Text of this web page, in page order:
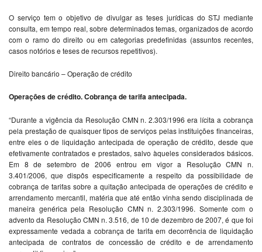
O serviço tem o objetivo de divulgar as teses jurídicas do STJ mediante
consulta, em tempo real, sobre determinados temas, organizados de acordo
com o ramo do direito ou em categorias predefinidas (assuntos recentes,
casos notórios e teses de recursos repetitivos).
Direito bancário – Operação de crédito
Operações de crédito. Cobrança de tarifa antecipada.
“Durante a vigência da Resolução CMN n. 2.303/1996 era lícita a cobrança
pela prestação de quaisquer tipos de serviços pelas instituições financeiras,
entre eles o de liquidação antecipada de operação de crédito, desde que
efetivamente contratados e prestados, salvo àqueles considerados básicos.
Em 8 de setembro de 2006 entrou em vigor a Resolução CMN n.
3.401/2006, que dispôs especificamente a respeito da possibilidade de
cobrança de tarifas sobre a quitação antecipada de operações de crédito e
arrendamento mercantil, matéria que até então vinha sendo disciplinada de
maneira genérica pela Resolução CMN n. 2.303/1996. Somente com o
advento da Resolução CMN n. 3.516, de 10 de dezembro de 2007, é que foi
expressamente vedada a cobrança de tarifa em decorrência de liquidação
antecipada de contratos de concessão de crédito e de arrendamento